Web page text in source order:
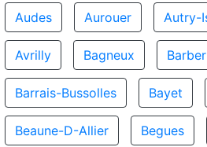
Audes Aurouer Autry-
Avrilly Bagneux
Barrais-Bussolles Bayet
Beaune-D-Allier Begues